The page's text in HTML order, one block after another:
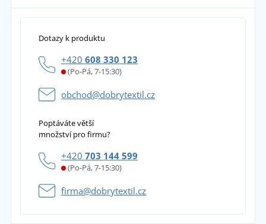
Dotazy k produktu
+420 608 330 123
(Po-Pá, 7-15:30)
obchod@dobrytextil.cz
Poptáváte větší
množství pro firmu?
+420 703 144 599
(Po-Pá, 7-15:30)
firma@dobrytextil.cz